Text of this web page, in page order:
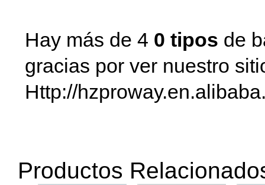
Hay más de 4 0 tipos de
gracias por ver nuestro
Http://
Productos